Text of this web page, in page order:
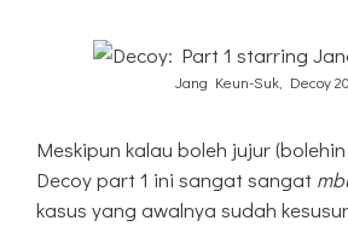
Jang Keun-Suk, Decoy
Meskipun kalau boleh jujur
Decoy part 1 ini sangat sangat
kasus yang awalnya sudah